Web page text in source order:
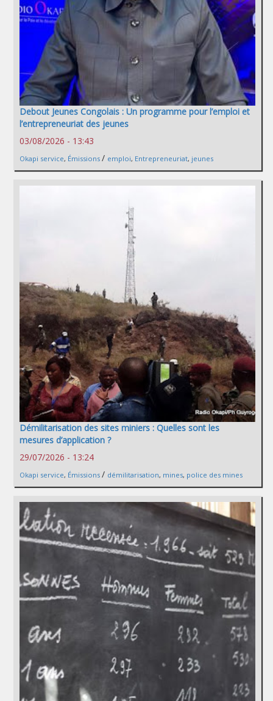
Debout Jeunes Congolais : Un programme pour l’emploi et
l’entrepreneuriat des jeunes
03/08/2026 - 13:43
Okapi service, Émissions / emploi, Entrepreneuriat, jeunes
Démilitarisation des sites miniers : Quelles sont les
mesures d’application ?
29/07/2026 - 13:24
Okapi service, Émissions / démilitarisation, mines, police des mines